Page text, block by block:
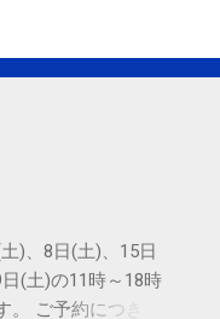
)、8日(土)、15日
(土)の11時～18時
。 ご予約につきま